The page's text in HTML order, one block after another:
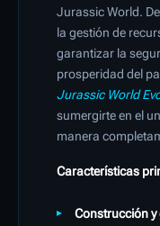
Jurassic World.
la gestión de
garantizar la
prosperidad del
Jurassic World
sumergirte en el
manera
Características
Construcción